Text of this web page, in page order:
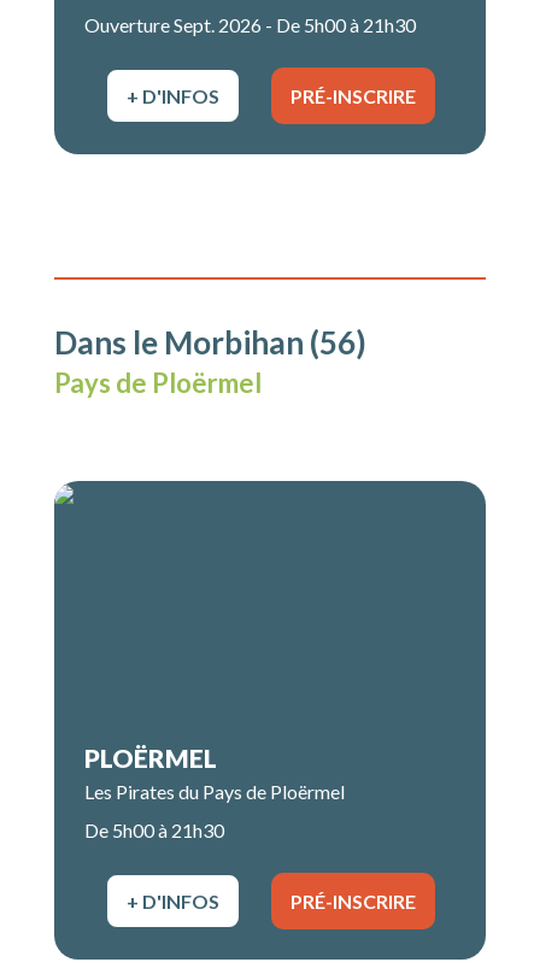
Ouverture Sept. 2026 - De 5h00 à 21h30
+ D'INFOS PRÉ-INSCRIRE
Dans le Morbihan (56)
Pays de Ploërmel
PLOËRMEL
Les Pirates du Pays de Ploërmel
De 5h00 à 21h30
+ D'INFOS PRÉ-INSCRIRE